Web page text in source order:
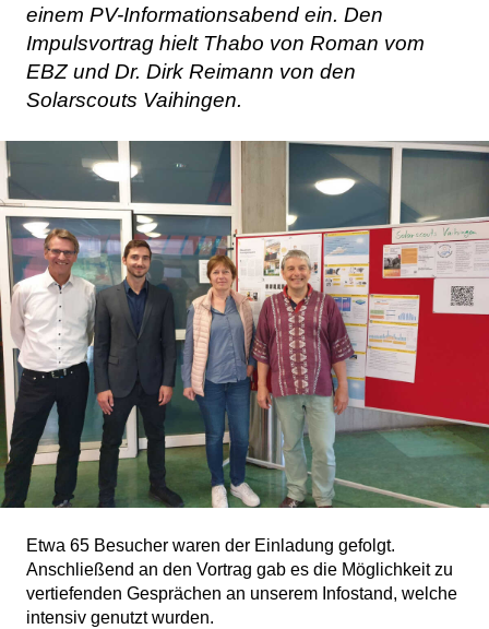
einem PV-Informationsabend ein. Den
Impulsvortrag hielt Thabo von Roman vom
EBZ und Dr. Dirk Reimann von den
Solarscouts Vaihingen.
Etwa 65 Besucher waren der Einladung gefolgt.
Anschließend an den Vortrag gab es die Möglichkeit zu
vertiefenden Gesprächen an unserem Infostand, welche
intensiv genutzt wurden.